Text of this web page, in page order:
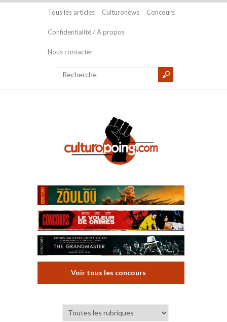
Tous les articles Culturonews Concours
Confidentialité / A propos
Nous contacter
Voir tous les concours